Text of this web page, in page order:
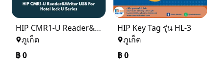
HIP CMR1-U Reader&Writer USB For Hotel lock U Series
ภูเก็ต
฿0
HIP Key Tag รุ่น HL-3
ภูเก็ต
฿0